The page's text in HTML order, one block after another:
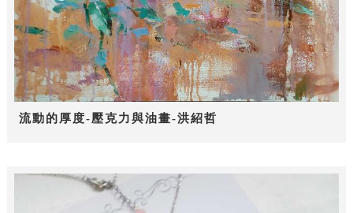
流動的厚度-壓克力與油畫-洪紹哲